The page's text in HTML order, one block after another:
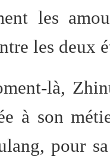
les
les deux
là,
à son
pour